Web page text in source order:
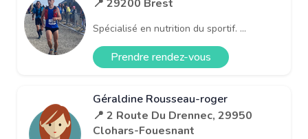
📍 29200 Brest
Spécialisé en nutrition du sportif. ...
Prendre rendez-vous
Géraldine Rousseau-roger
📍 2 Route Du Drennec, 29950
Clohars-Fouesnant